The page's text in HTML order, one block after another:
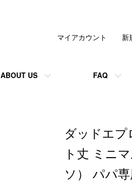
ABOUT US FAQ
マイアカウント 新
ダッドエプ
ト丈 ミニ
ソ） パパ